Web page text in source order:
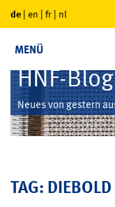
de | en | fr | nl
MENÜ
HNF-Blog
Neues von gestern
TAG: